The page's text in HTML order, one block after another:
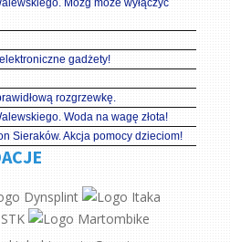
Mózg może wyłączyć
gadżety!
rozgrzewkę.
Woda na wagę złota!
Sieraków. Akcja pomocy dzieciom!